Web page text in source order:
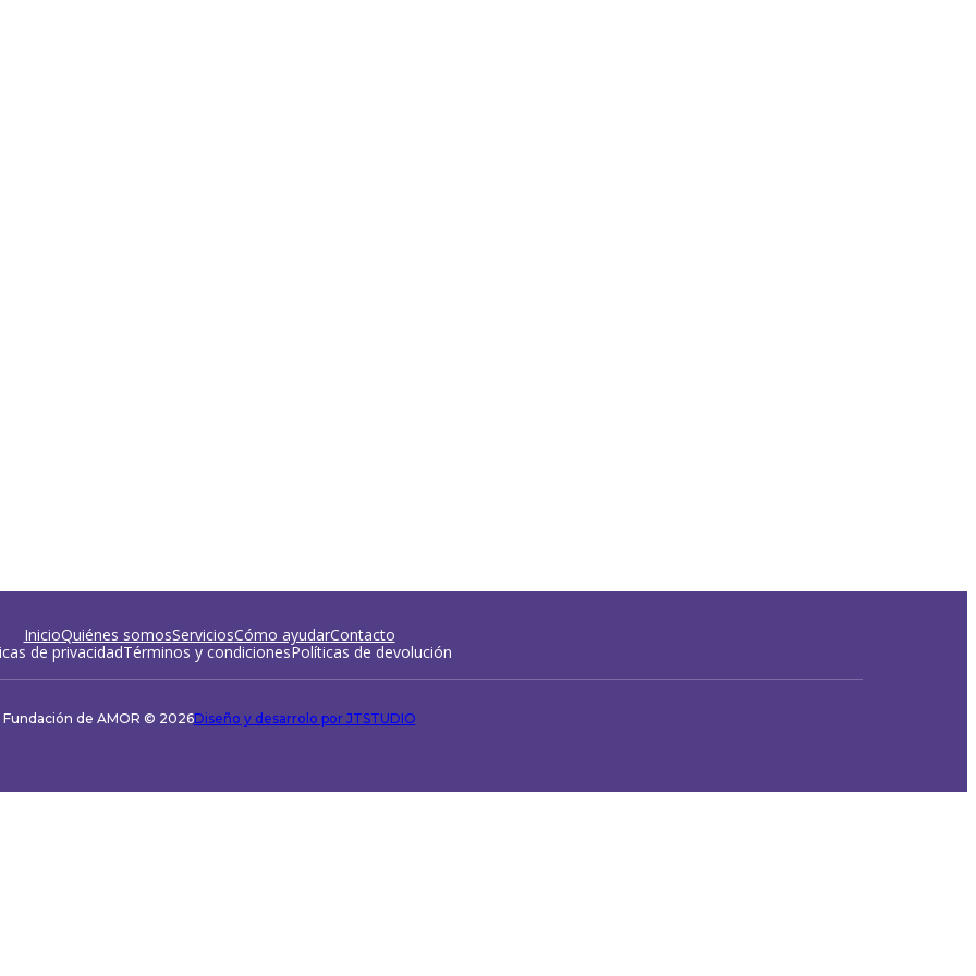
InicioQuiénes somosServiciosCómo ayudarContacto
de privacidadTérminos y condicionesPolíticas de devolución
Fundación de AMOR © 2026Diseño y desarrolo por JTSTUDIO